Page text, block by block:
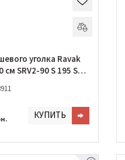
уголка Ravak
см SRV2-90 S 195 S
КУПИТЬ